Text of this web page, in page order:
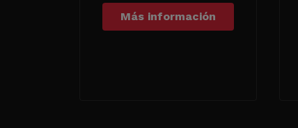
Más información